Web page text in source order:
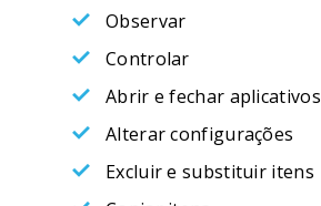
Observar
Controlar
Abrir e fechar aplicativos
Alterar configurações
Excluir e substituir itens